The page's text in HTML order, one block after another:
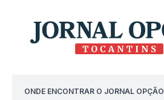
ONDE ENCONTRAR O JORNAL OPÇÃO